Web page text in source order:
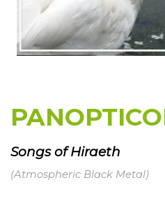
Songs of Hiraeth
(Atmospheric Black Metal)